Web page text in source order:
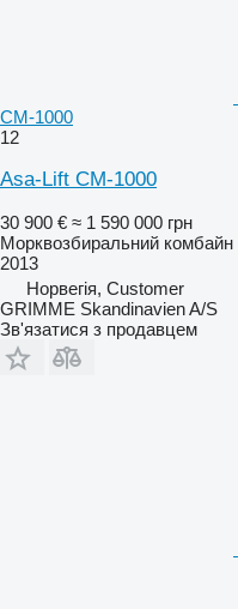
CM-1000
12
Asa-Lift CM-1000
30 900 € ≈ 1 590 000 грн
Морквозбиральний комбайн
2013
Норвегія, Customer
GRIMME Skandinavien A/S
Зв'язатися з продавцем